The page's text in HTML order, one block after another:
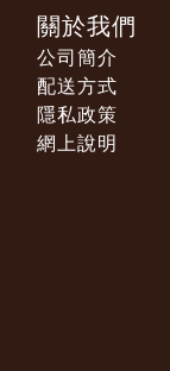
關於我們
公司簡介
配送方式
隱私政策
網上說明